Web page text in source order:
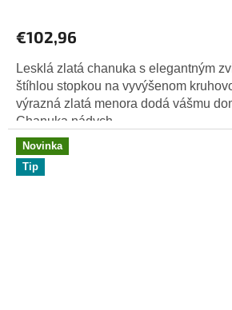
€102,96
Lesklá zlatá chanuka s elegantným
štíhlou stopkou na vyvýšenom
výrazná zlatá menora dodá vášmu
Chanuka nádych...
Novinka
Tip